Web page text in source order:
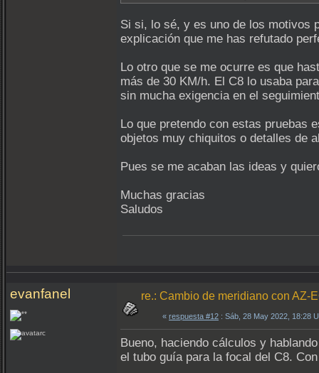
Si si, lo sé, y es uno de los motivos
explicación que me has refutado
Lo otro que se me ocurre es que
más de 30 KM/h. El C8 lo usaba
sin mucha exigencia en el
Lo que pretendo con estas pruebas
objetos muy chiquitos o detalles de
Pues se me acaban las ideas y
Muchas gracias
Saludos
evanfanel re.: Cambio de meridiano con AZ-
« respuesta #12 : Sáb, 28 May 2022, 18:28
Bueno, haciendo cálculos y
el tubo guía para la focal del C8.